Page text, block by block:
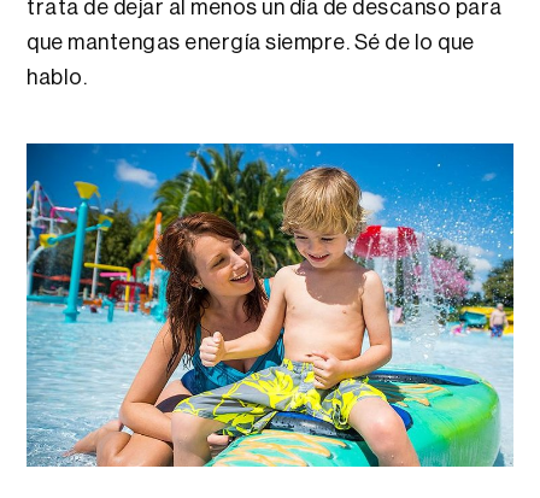
trata de dejar al menos un día de descanso para
que mantengas energía siempre. Sé de lo que
hablo.